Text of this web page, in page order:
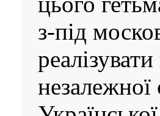
з-під
незалежної